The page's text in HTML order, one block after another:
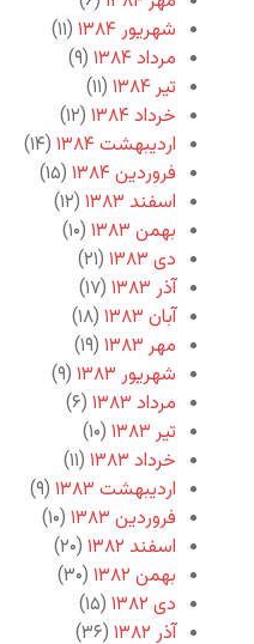
شهریور ۱۳۸۴
(۱۱)
مرداد ۱۳۸۴
(۹)
تیر ۱۳۸۴
(۱۱)
خرداد ۱۳۸۴
(۱۲)
اردیبهشت ۱۳۸۴
(۱۴)
فروردین ۱۳۸۴
(۱۵)
اسفند ۱۳۸۳
(۱۲)
بهمن ۱۳۸۳
(۱۰)
دی ۱۳۸۳
(۲۱)
آذر ۱۳۸۳
(۱۷)
آبان ۱۳۸۳
(۱۸)
مهر ۱۳۸۳
(۱۹)
شهریور ۱۳۸۳
(۹)
مرداد ۱۳۸۳
(۶)
تیر ۱۳۸۳
(۱۰)
خرداد ۱۳۸۳
(۱۱)
اردیبهشت ۱۳۸۳
(۹)
فروردین ۱۳۸۳
(۱۰)
اسفند ۱۳۸۲
(۲۰)
بهمن ۱۳۸۲
(۳۰)
دی ۱۳۸۲
(۱۵)
آذر ۱۳۸۲
(۳۶)